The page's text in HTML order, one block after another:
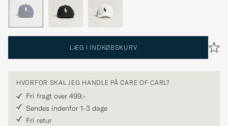
LÆG I INDKØBSKURV
HVORFOR SKAL JEG HANDLE PÅ CARE OF CARL?
Fri fragt over 499;-
Sendes indenfor 1-3 dage
Fri retur